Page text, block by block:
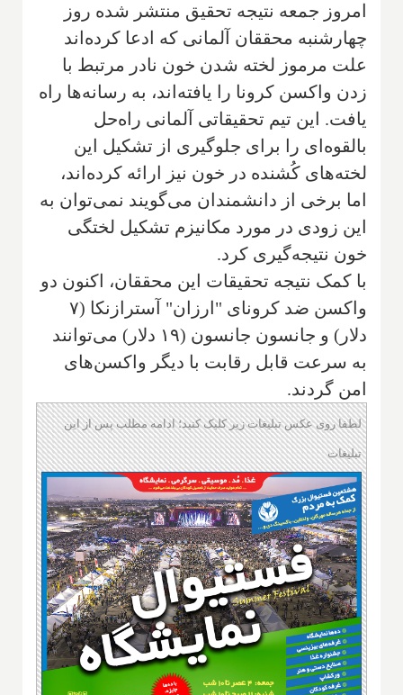
امروز جمعه نتیجه تحقیق منتشر شده روز
چهارشنبه محققان آلمانی که ادعا کرده‌اند
علت مرموز لخته شدن خون نادر مرتبط با
زدن واکسن کرونا را یافته‌اند، به رسانه‌ها راه
یافت. این تیم تحقیقاتی آلمانی راه‌حل
بالقوه‌ای را برای جلوگیری از تشکیل این
لخته‌های کُشنده در خون نیز ارائه کرده‌اند،
اما برخی از دانشمندان می‌گویند نمی‌توان به
این زودی در مورد مکانیزم تشکیل لختگی
خون نتیجه‌گیری کرد.
با کمک نتیجه تحقیقات این محققان، اکنون دو
واکسن ضد کرونای "ارزان" آسترازنکا (۷
دلار) و جانسون جانسون (۱۹ دلار) می‌توانند
به سرعت قابل رقابت با دیگر واکسن‌های
امن گردند.
لطفا روی عکس تبلیغات زیر کلیک کنید؛ ادامه مطلب پس از این
تبلیغات